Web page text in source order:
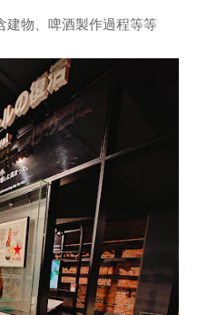
建物、啤酒製作過程等等